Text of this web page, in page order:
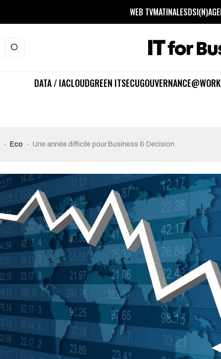
WEB TVMATINALESDSI(N)
DATA / IACLOUDGREEN ITSECUGOUVERNANCE@WORK
Eco Une année difficile pour Business & Decision